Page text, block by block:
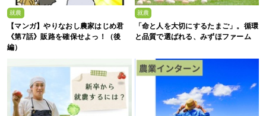
就農
【マンガ】やりなおし農家はじめ君
《第7話》販路を確保せよっ！（後
編）
就農
「命と人を大切にするたまご」。循環
と品質で選ばれる、みずほファーム